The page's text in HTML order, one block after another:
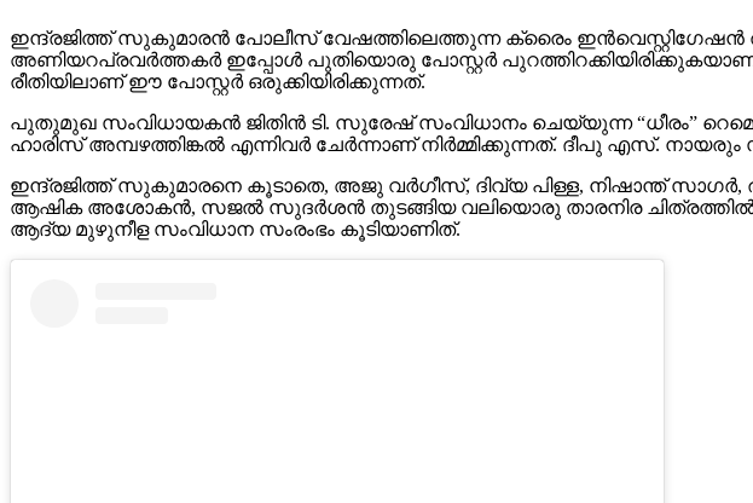
ഇന്ദ്രജിത്ത് സുകുമാരൻ പോലീസ് വേഷത്തിലെത്തുന്ന ക്രൈം ഇൻവെസ്റ്റിഗേഷൻ
അണിയറപ്രവർത്തകർ ഇപ്പോൾ പുതിയൊരു പോസ്റ്റർ
രീതിയിലാണ് ഈ പോസ്റ്റർ ഒരുക്കിയിരിക്കുന്നത്.
പുതുമുഖ സംവിധായകൻ ജിതിൻ ടി. സുരേഷ് സംവിധാനം ചെയ്യുന്ന “ധീരം”
ഹാരിസ് അമ്പഴത്തിങ്കൽ എന്നിവർ ചേർന്നാണ് നിർമ്മിക്കുന്നത്. ദീപു എസ്. നായരും
ഇന്ദ്രജിത്ത് സുകുമാരനെ കൂടാതെ, അജു വർഗീസ്, ദിവ്യ പിള്ള, നിഷാന്ത്
ആഷിക അശോകൻ, സജൽ സുദർശൻ തുടങ്ങിയ വലിയൊരു താരനിര ചിത്രത്തിൽ
ആദ്യ മുഴുനീള സംവിധാന സംരംഭം കൂടിയാണിത്.